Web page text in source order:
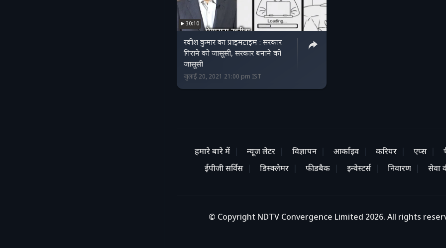
30:10
रवीश कुमार का प्राइमटाइम : सरकार
गिराने को जासूसी, सरकार बनाने को
जासूसी
जुलाई 20, 2021 21:00 pm IST
हमारे बारे में न्यूज लेटर विज्ञापन आर्काइव करियर एप्स
ईपीजी सर्विस
डिस्क्लेमर फीडबैक इन्वेस्टर्स निवारण सेवा
© Copyright NDTV Convergence Limited 2026. All rights